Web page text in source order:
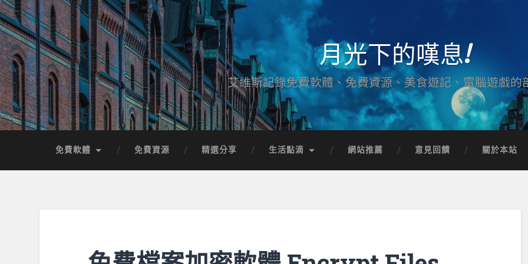
月光下的嘆息!
艾維斯記錄免費軟體、免費資源、美食遊記、電腦遊戲的
免費軟體 免費資源 精選分享 生活點滴 網站推薦 意見回饋 關於本站